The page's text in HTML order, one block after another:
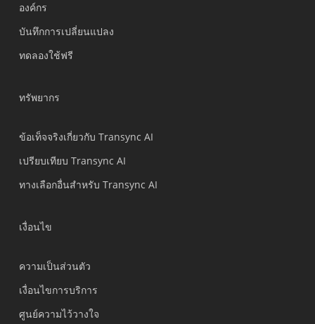
องค์กร
บันทึกการเปลี่ยนแปลง
ทดลองใช้ฟรี
ทรัพยากร
ข้อเท็จจริงเกี่ยวกับ Transync AI
เปรียบเทียบ Transync AI
ทางเลือกอื่นสำหรับ Transync AI
เงื่อนไข
ความเป็นส่วนตัว
เงื่อนไขการบริการ
ศูนย์ความไว้วางใจ